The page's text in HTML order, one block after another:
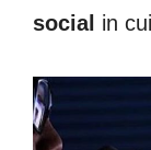
social in